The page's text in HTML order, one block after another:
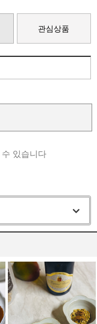
관심상품
있습니다